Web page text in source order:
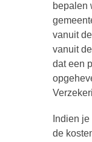
bepalen
vanuit
vanuit
dat een
Indien
de